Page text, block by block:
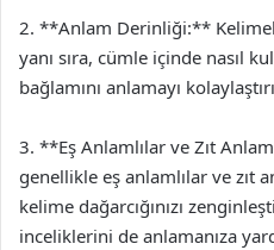
2. **Anlam Derinliği:**
yanı sıra, cümle içinde nasıl
bağlamını anlamayı
3. **Eş Anlamlılar ve Zıt
genellikle eş anlamlılar ve zıt
kelime dağarcığınızı
inceliklerini de anlamanıza